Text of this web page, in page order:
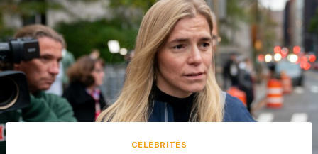
CÉLÉBRITÉS